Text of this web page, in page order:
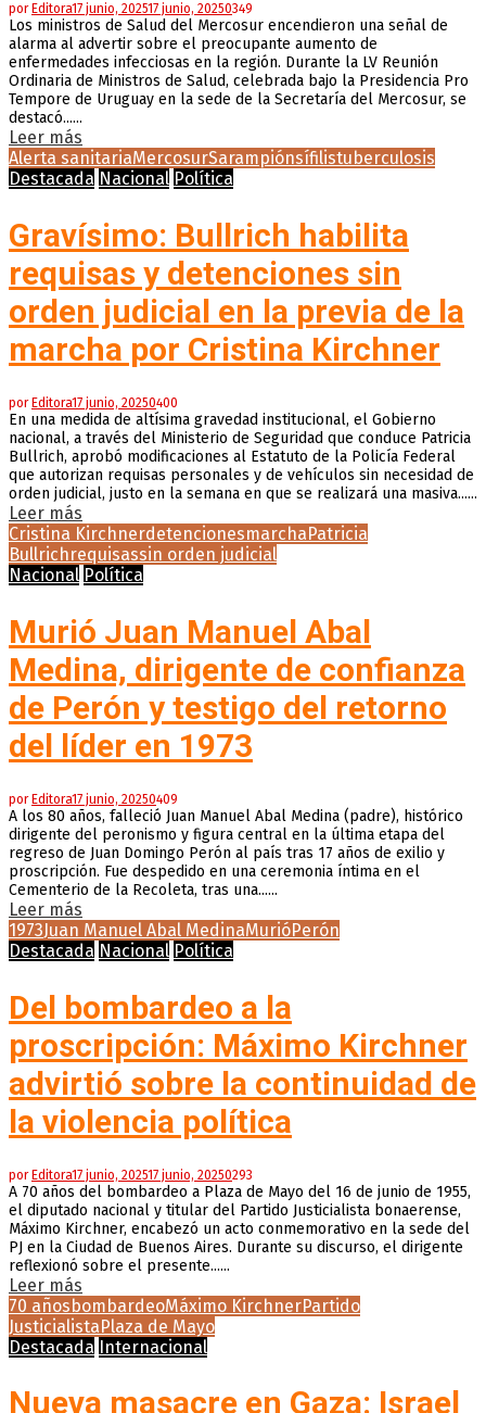
por Editora17 junio, 202517 junio, 20250349
Los ministros de Salud del Mercosur encendieron una señal de
alarma al advertir sobre el preocupante aumento de
enfermedades infecciosas en la región. Durante la LV Reunión
Ordinaria de Ministros de Salud, celebrada bajo la Presidencia Pro
Tempore de Uruguay en la sede de la Secretaría del Mercosur, se
destacó......
Leer más
Alerta sanitariaMercosurSarampiónsífilistuberculosis
Destacada Nacional Política
Gravísimo: Bullrich habilita
requisas y detenciones sin
orden judicial en la previa de la
marcha por Cristina Kirchner
por Editora17 junio, 20250400
En una medida de altísima gravedad institucional, el Gobierno
nacional, a través del Ministerio de Seguridad que conduce Patricia
Bullrich, aprobó modificaciones al Estatuto de la Policía Federal
que autorizan requisas personales y de vehículos sin necesidad de
orden judicial, justo en la semana en que se realizará una masiva......
Leer más
Cristina KirchnerdetencionesmarchaPatricia
Bullrichrequisassin orden judicial
Nacional Política
Murió Juan Manuel Abal
Medina, dirigente de confianza
de Perón y testigo del retorno
del líder en 1973
porEditora17 junio, 20250409
A los 80 años, falleció Juan Manuel Abal Medina (padre), histórico
dirigente del peronismo y figura central en la última etapa del
regreso de Juan Domingo Perón al país tras 17 años de exilio y
proscripción. Fue despedido en una ceremonia íntima en el
Cementerio de la Recoleta, tras una......
Leer más
1973Juan Manuel Abal MedinaMurióPerón
Destacada Nacional Política
Del bombardeo a la
proscripción: Máximo Kirchner
advirtió sobre la continuidad de
la violencia política
porEditora17 junio, 202517 junio, 20250293
A 70 años del bombardeo a Plaza de Mayo del 16 de junio de 1955,
el diputado nacional y titular del Partido Justicialista bonaerense,
Máximo Kirchner, encabezó un acto conmemorativo en la sede del
PJ en la Ciudad de Buenos Aires. Durante su discurso, el dirigente
reflexionó sobre el presente......
Leer más
70 añosbombardeoMáximo KirchnerPartido
JusticialistaPlaza de Mayo
Destacada Internacional
Nueva masacre en Gaza: Israel